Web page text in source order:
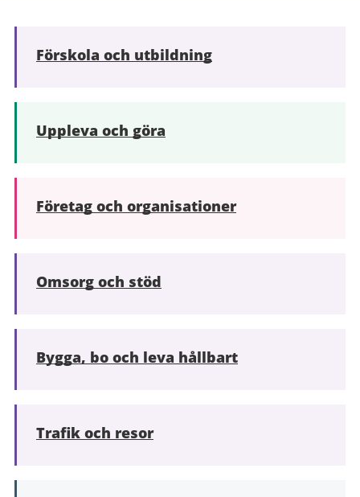
Förskola och utbildning
Uppleva och göra
Företag och organisationer
Omsorg och stöd
Bygga, bo och leva hållbart
Trafik och resor